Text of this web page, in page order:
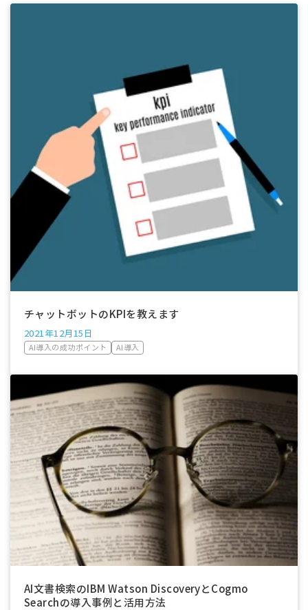
チャットボットのKPIを教えます
2021年12月15日
AI導入の成功ポイント AI導入
AI文書検索のIBM Watson DiscoveryとCogmo
Searchの導入事例と活用方法